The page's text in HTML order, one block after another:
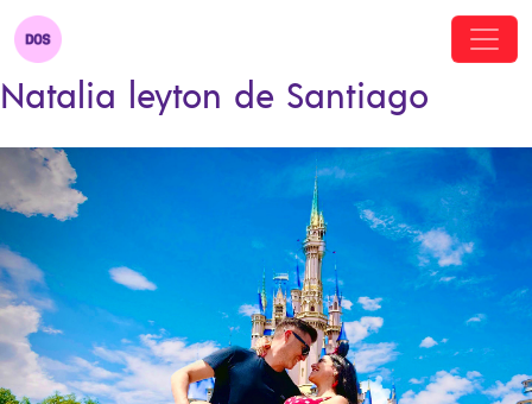
Natalia leyton de Santiago